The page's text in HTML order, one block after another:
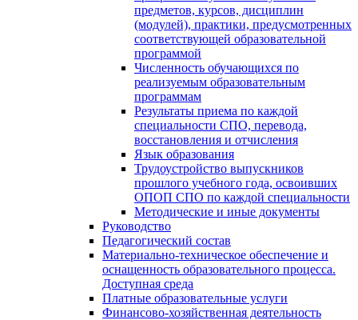
предметов, курсов, дисциплин
(модулей), практики, предусмотренных
соответствующей образовательной
программой
Численность обучающихся по
реализуемым образовательным
программам
Результаты приема по каждой
специальности СПО, перевода,
восстановления и отчисления
Язык образования
Трудоустройство выпускников
прошлого учебного года, освоивших
ОПОП СПО по каждой специальности
Методические и иные документы
Руководство
Педагогический состав
Материально-техническое обеспечение и
оснащенность образовательного процесса.
Доступная среда
Платные образовательные услуги
Финансово-хозяйственная деятельность